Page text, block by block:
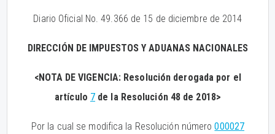
Diario Oficial No. 49.366 de 15 de diciembre de 2014
DIRECCIÓN DE IMPUESTOS Y ADUANAS NACIONALES
<NOTA DE VIGENCIA: Resolución derogada por el
artículo 7 de la Resolución 48 de 2018>
Por la cual se modifica la Resolución número000027